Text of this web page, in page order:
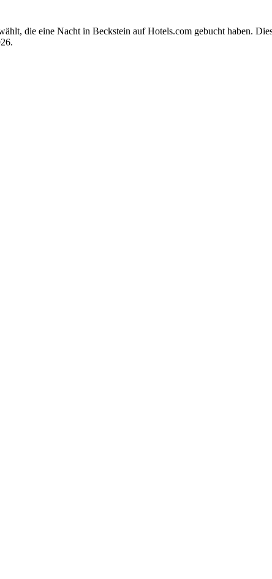
die eine Nacht in Beckstein auf Hotels.com gebucht haben.
.